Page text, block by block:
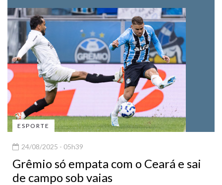
ESPORTE
24/08/2025 - 05h39
Grêmio só empata com o Ceará e sai
de campo sob vaias